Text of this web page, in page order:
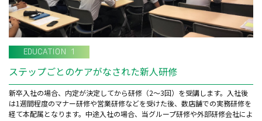
EDUCATION 1
ステップごとのケアがなされた新人研修
新卒入社の場合、内定が決定してから研修（2～3回）を受講します。入社後
は1週間程度のマナー研修や営業研修などを受けた後、数店舗での実務研修を
経て本配属となります。中途入社の場合、当グループ研修や外部研修会社によ